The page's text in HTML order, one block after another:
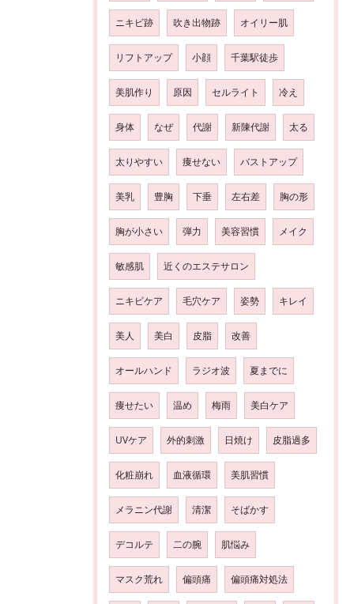
ニキビ跡 吹き出物跡 オイリー肌
リフトアップ 小顔 千葉駅徒歩
美肌作り 原因 セルライト 冷え
身体 なぜ 代謝 新陳代謝 太る
太りやすい 痩せない バストアップ
美乳 豊胸 下垂 左右差 胸の形
胸が小さい 弾力 美容習慣 メイク
敏感肌 近くのエステサロン
ニキビケア 毛穴ケア 姿勢 キレイ
美人 美白 皮脂 改善
オールハンド ラジオ波 夏までに
痩せたい 温め 梅雨 美白ケア
UVケア 外的刺激 日焼け 皮脂過多
化粧崩れ 血液循環 美肌習慣
メラニン代謝 清潔 そばかす
デコルテ 二の腕 肌悩み
マスク荒れ 偏頭痛 偏頭痛対処法